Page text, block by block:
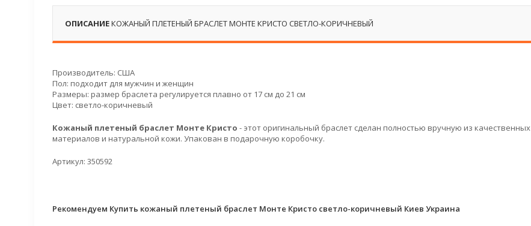
ОПИСАНИЕКОЖАНЫЙ ПЛЕТЕНЫЙ БРАСЛЕТ МОНТЕ КРИСТО СВЕТЛО-КОРИЧНЕВЫЙ
Производитель: США
Пол: подходит для мужчин и женщин
Размеры: размер браслета регулируется плавно от 17 см до 21 см
Цвет: светло-коричневый
Кожаный плетеный браслет Монте Кристо - этот оригинальный браслет сделан полностью вручную из качественных
материалов и натуральной кожи. Упакован в подарочную коробочку.
Артикул: 350592
Рекомендуем Купить кожаный плетеный браслет Монте Кристо светло-коричневый Киев Украина